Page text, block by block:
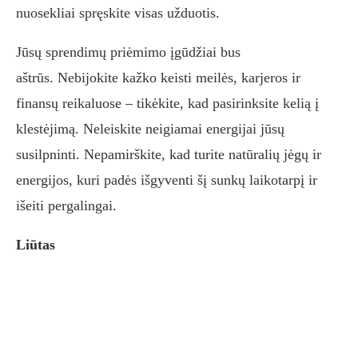
nuosekliai spręskite visas užduotis.
Jūsų sprendimų priėmimo įgūdžiai bus
aštrūs. Nebijokite kažko keisti meilės, karjeros ir
finansų reikaluose – tikėkite, kad pasirinksite kelią į
klestėjimą. Neleiskite neigiamai energijai jūsų
susilpninti. Nepamirškite, kad turite natūralių jėgų ir
energijos, kuri padės išgyventi šį sunkų laikotarpį ir
išeiti pergalingai.
Liūtas